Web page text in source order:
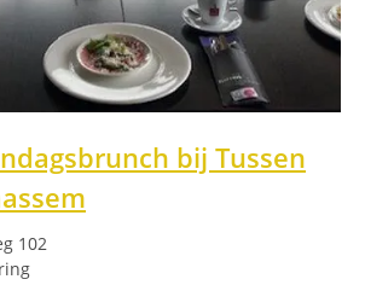
bij Tussen
102